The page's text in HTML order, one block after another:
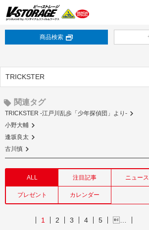
商品検索
TRICKSTER
関連タグ
TRICKSTER -江戸川乱歩「少年探偵団」より-
小野大輔
逢坂良太
古川慎
ALL 注目記事 ニュース
プレゼント カレンダー
1 2 3 4 5 …